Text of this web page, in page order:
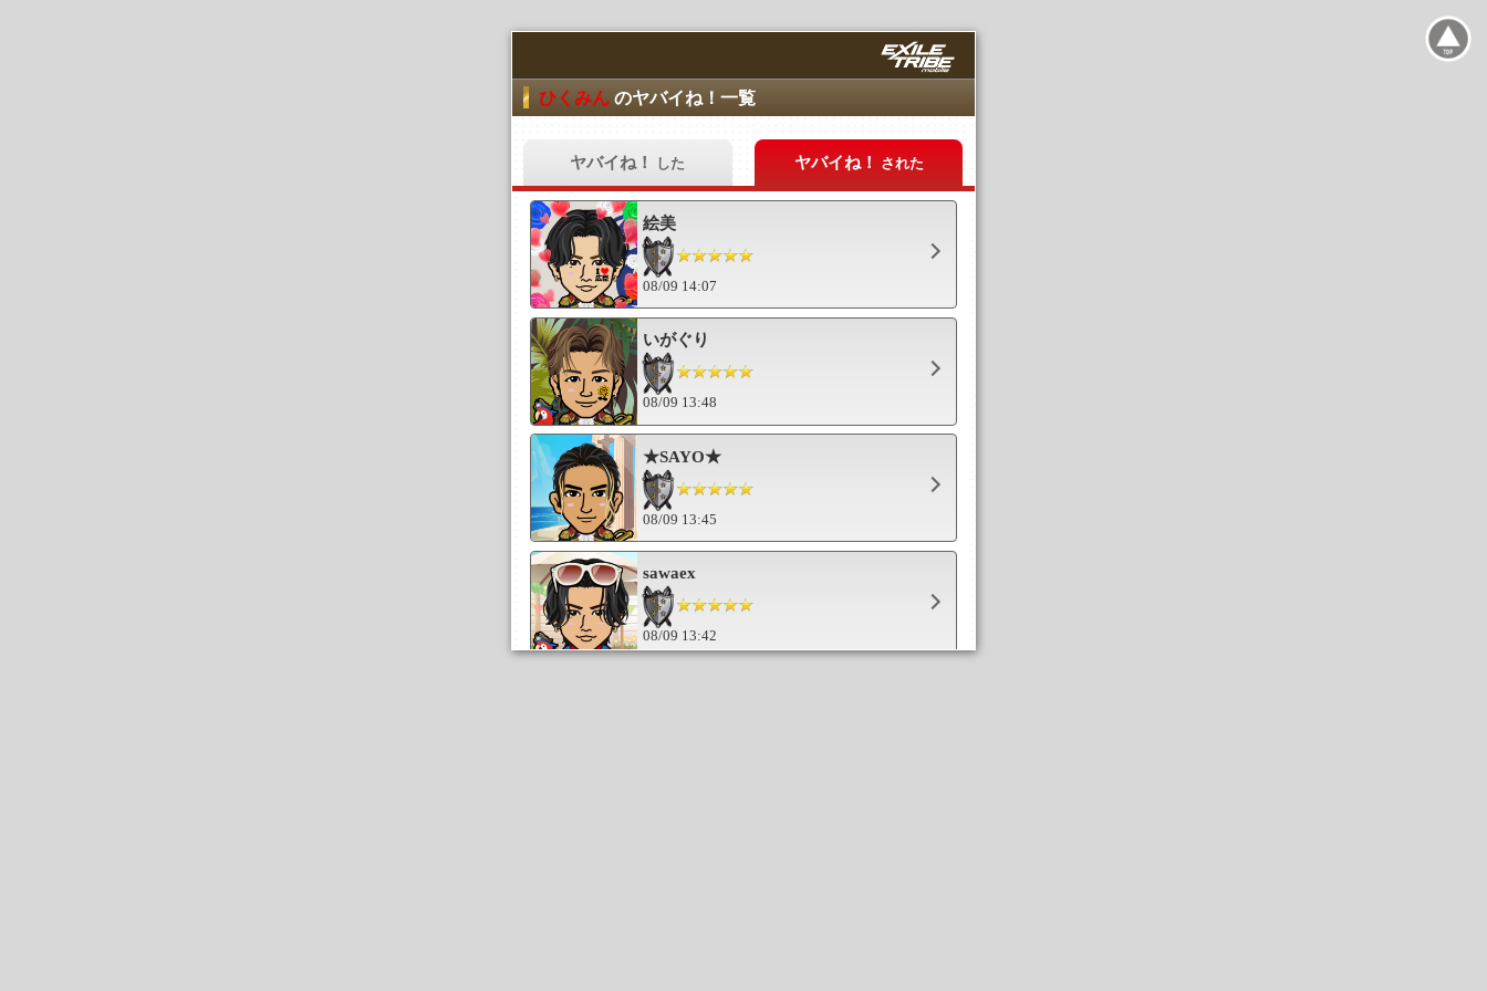
ひくみん のヤバイね！一覧
ヤバイね！ した ヤバイね！ された
絵美
08/09 14:07
いがぐり
08/09 13:48
★SAYO★
08/09 13:45
sawaex
08/09 13:42